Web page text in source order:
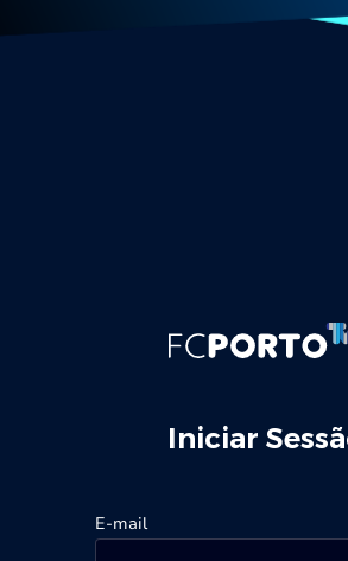
Iniciar
E-mail